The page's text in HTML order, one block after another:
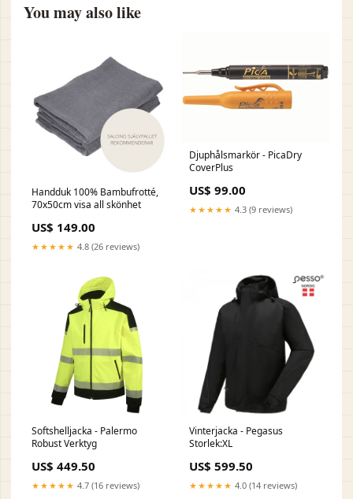
You may also like
Handduk 100% Bambufrotté,
70x50cm visa all skönhet
US$ 149.00
★★★★★ 4.8 (26 reviews)
Djuphålsmarkör - PicaDry
CoverPlus
US$ 99.00
★★★★★ 4.3 (9 reviews)
Softshelljacka - Palermo
Robust Verktyg
US$ 449.50
★★★★★ 4.7 (16 reviews)
Vinterjacka - Pegasus
Storlek:XL
US$ 599.50
★★★★★ 4.0 (14 reviews)